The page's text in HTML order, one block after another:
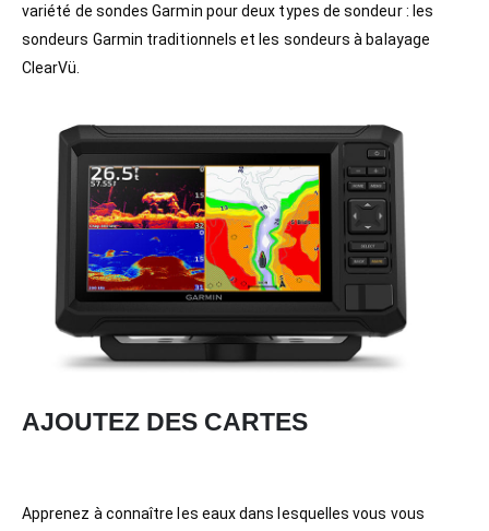
variété de sondes Garmin pour deux types de sondeur : les
sondeurs Garmin traditionnels et les sondeurs à balayage
ClearVü.
AJOUTEZ DES CARTES
Apprenez à connaître les eaux dans lesquelles vous vous